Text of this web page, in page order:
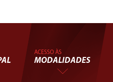
ACESSO ÀS
MODALIDADES